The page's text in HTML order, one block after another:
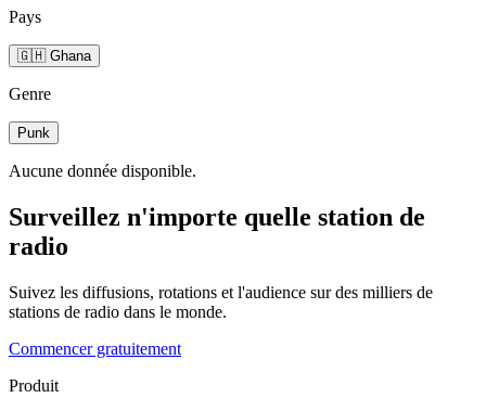
Pays
🇬🇭 Ghana
Genre
Punk
Aucune donnée disponible.
Surveillez n'importe quelle station de
radio
Suivez les diffusions, rotations et l'audience sur des milliers de
stations de radio dans le monde.
Commencer gratuitement
Produit